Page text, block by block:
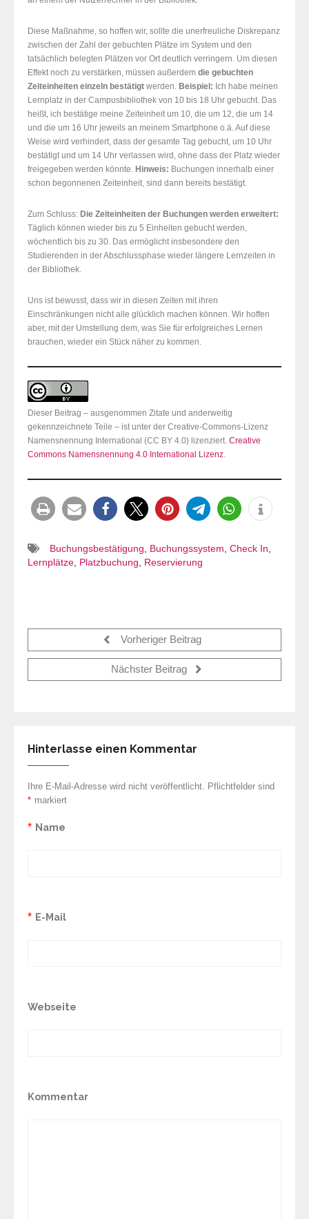
Diese Maßnahme, so hoffen wir, sollte die unerfreuliche Diskrepanz
zwischen der Zahl der gebuchten Plätze im System und den
tatsächlich belegten Plätzen vor Ort deutlich verringern. Um diesen
Effekt noch zu verstärken, müssen außerdem die gebuchten
Zeiteinheiten einzeln bestätigt werden. Beispiel: Ich habe meinen
Lernplatz in der Campusbibliothek von 10 bis 18 Uhr gebucht. Das
heißt, ich bestätige meine Zeiteinheit um 10, die um 12, die um 14
und die um 16 Uhr jeweils an meinem Smartphone o.ä. Auf diese
Weise wird verhindert, dass der gesamte Tag gebucht, um 10 Uhr
bestätigt und um 14 Uhr verlassen wird, ohne dass der Platz wieder
freigegeben werden könnte. Hinweis: Buchungen innerhalb einer
schon begonnenen Zeiteinheit, sind dann bereits bestätigt.
Zum Schluss: Die Zeiteinheiten der Buchungen werden erweitert:
Täglich können wieder bis zu 5 Einheiten gebucht werden,
wöchentlich bis zu 30. Das ermöglicht insbesondere den
Studierenden in der Abschlussphase wieder längere Lernzeiten in
der Bibliothek.
Uns ist bewusst, dass wir in diesen Zeiten mit ihren
Einschränkungen nicht alle glücklich machen können. Wir hoffen
aber, mit der Umstellung dem, was Sie für erfolgreiches Lernen
brauchen, wieder ein Stück näher zu kommen.
Dieser Beitrag – ausgenommen Zitate und anderweitig
gekennzeichnete Teile – ist unter der Creative-Commons-Lizenz
Namensnennung International (CC BY 4.0) lizenziert. Creative
Commons Namensnennung 4.0 International Lizenz.
Buchungsbestätigung, Buchungssystem, Check In,
Lernplätze, Platzbuchung, Reservierung
Vorheriger Beitrag
Nächster Beitrag
Hinterlasse einen Kommentar
Ihre E-Mail-Adresse wird nicht veröffentlicht. Pflichtfelder sind
markiert
*
Name
*
E-Mail
*
Webseite
Kommentar